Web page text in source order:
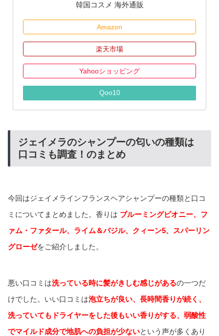
韓国コスメ 海外通販
Amazon
楽天市場
Yahooショッピング
Qoo10
ジェイメラのシャンプーの匂いの種類は
口コミも調査！のまとめ
今回はジェイメラインフランスヘアシャンプーの種類と口コ
ミについてまとめました。香りは ブルーミングピオニー、フ
ァム・ファタール、ライム＆バジル、クィーン5、スパーリン
グローゼをご紹介しました。
悪い口コミは洗っている時に髪がきしむ感じがあるの一つだ
けでした。いい口コミは泡立ちが良い、長時間香りが続く、
洗っていてもドライヤーをした後もいい香りがする、 弱酸性
でマイルド成分で地肌への負担が少ないという声が多くあり